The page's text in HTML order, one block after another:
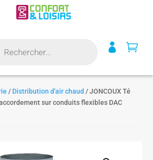
 
/ Distribution d'air chaud / JONCOUX Té
sur conduits flexibles DAC